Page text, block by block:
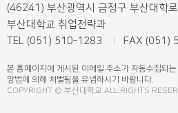
(46241) 부산광역시 금정구 부산대학
부산대학교 취업전략과
TEL (051) 510-1283
FAX (051)
본 홈페이지에 게시된 이메일 주소가 자동수집되
망법에 의해 처벌됨을 유념하시기 바랍니다.
COPYRIGHT © 부산대학교.ALL RIGHTS